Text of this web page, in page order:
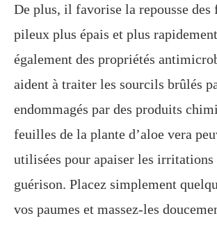
De plus, il favorise la repousse
pileux plus épais et plus
également des propriétés
aident à traiter les sourcils brûlés
endommagés par des produits
feuilles de la plante d’aloe vera
utilisées pour apaiser les
guérison. Placez simplement
vos paumes et massez-les